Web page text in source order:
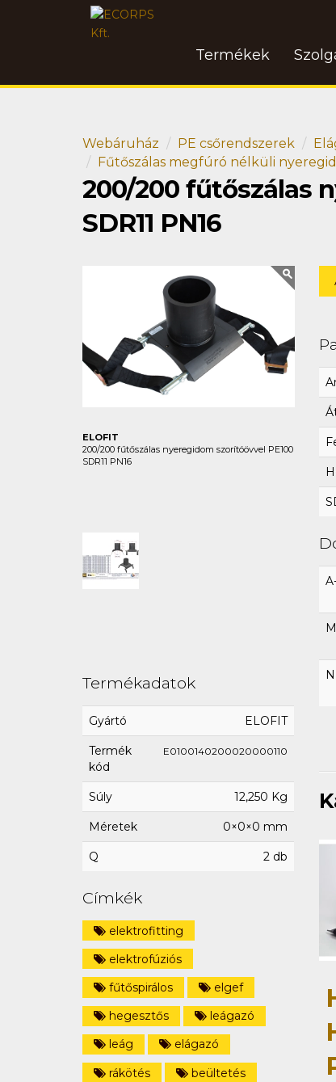
Termékek
Webáruház PE csőrendszerek
Fűtőszálas megfúró nélküli
200/200 fűtőszálas
SDR11 PN16
ELOFIT
200/200 fűtőszálas nyeregidom szorítóövvel PE100
SDR11 PN16
Termékadatok
Gyártó ELOFIT
Termék
kód
E0100140200020000110
Súly 12,250 Kg
Méretek 0×0×0 mm
Q 2 db
Címkék
elektrofitting
elektrofúziós
fűtőspirálos
elgef
hegesztős
leágazó
leág
elágazó
rákötés
beültetés